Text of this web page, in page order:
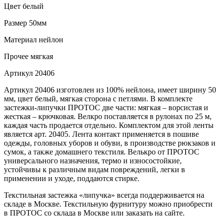
Цвет белый
Размер 50мм
Материал нейлон
Прочее мягкая
Артикул 20406
Артикул 20406 изготовлен из 100% нейлона, имеет ширину 50
мм, цвет белый, мягкая сторона с петлями. В комплекте
застежки-липучки ПРОТОС две части: мягкая – ворсистая и
жесткая – крючковая. Велкро поставляется в рулонах по 25 м,
каждая часть продается отдельно. Комплектом для этой ленты
является арт. 20405. Лента контакт применяется в пошиве
одежды, головных уборов и обуви, в производстве рюкзаков и
сумок, а также домашнего текстиля. Велькро от ПРОТОС
универсального назначения, термо и износостойкие,
устойчивы к различным видам повреждений, легки в
применении и уходе, поддаются стирке.
Текстильная застежка «липучка» всегда поддерживается на
складе в Москве. Текстильную фурнитуру можно приобрести
в ПРОТОС со склада в Москве или заказать на сайте.